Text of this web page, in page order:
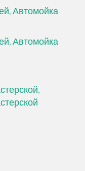
Автомойка
Автомойка